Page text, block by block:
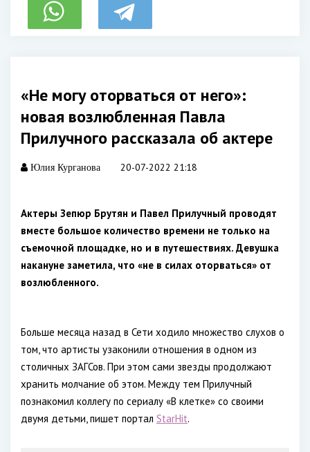
«Не могу оторваться от него»:
новая возлюбленная Павла
Прилучного рассказала об актере
Юлия Курганова 20-07-2022 21:18
Актеры Зепюр Брутян и Павел Прилучный проводят
вместе большое количество времени не только на
съемочной площадке, но и в путешествиях. Девушка
накануне заметила, что «не в силах оторваться» от
возлюбленного.
Больше месяца назад в Сети ходило множество слухов о
том, что артисты узаконили отношения в одном из
столичных ЗАГСов. При этом сами звезды продолжают
хранить молчание об этом. Между тем Прилучный
познакомил коллегу по сериалу «В клетке» со своими
двумя детьми, пишет портал StarHit.